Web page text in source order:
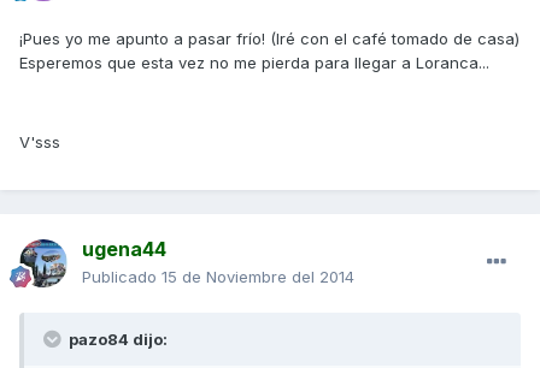
¡Pues yo me apunto a pasar frío! (Iré con el café tomado de casa)
Esperemos que esta vez no me pierda para llegar a Loranca...
V'sss
ugena44
Publicado 15 de Noviembre del 2014
pazo84 dijo: